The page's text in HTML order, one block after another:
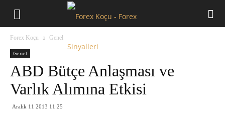
Forex Koçu Genel
Genel
ABD Bütçe Anlaşması ve
Varlık Alımına Etkisi
Aralık 11 2013 11:25